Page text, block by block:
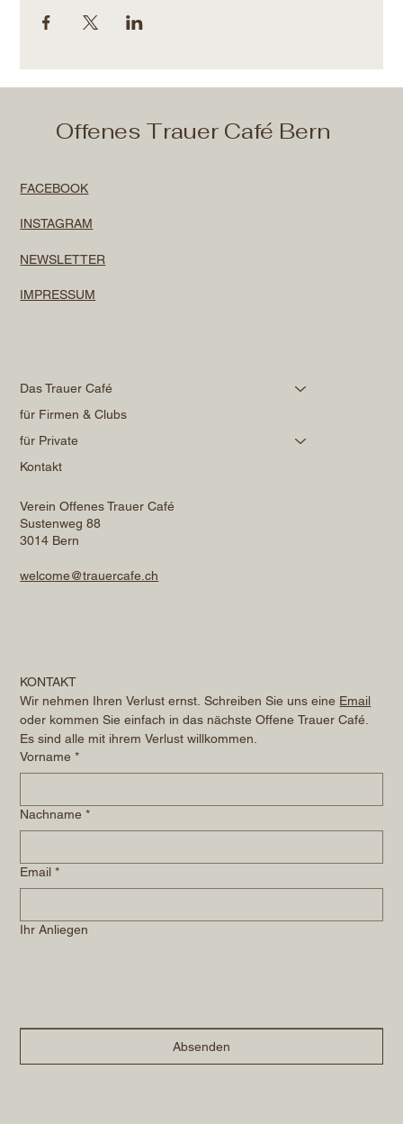
Offenes Trauer Café Bern
FACEBOOK
INSTAGRAM
NEWSLETTER
IMPRESSUM
Das Trauer Café
für Firmen & Clubs
für Private
Kontakt
Verein Offenes Trauer Café
Sustenweg 88
3014 Bern
welcome@trauercafe.ch
KONTAKT
Wir nehmen Ihren Verlust ernst. Schreiben Sie uns eine Email
oder kommen Sie einfach in das nächste Offene Trauer Café.
Es sind alle mit ihrem Verlust willkommen.
Vorname *
Nachname *
Email *
Ihr Anliegen
Absenden